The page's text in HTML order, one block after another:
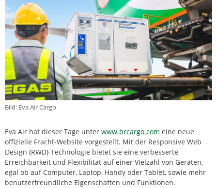
Bild: Eva Air Cargo
Eva Air hat dieser Tage unter www.brcargo.com eine neue
offizielle Fracht-Website vorgestellt. Mit der Responsive Web
Design (RWD)-Technologie bietet sie eine verbesserte
Erreichbarkeit und Flexibilität auf einer Vielzahl von Geräten,
egal ob auf Computer, Laptop, Handy oder Tablet, sowie mehr
benutzerfreundliche Eigenschaften und Funktionen.